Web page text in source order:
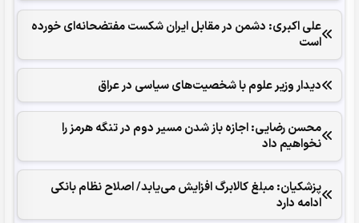
علی اکبری: دشمن در مقابل ایران شکست مفتضحانه‌ای خورده
است
دیدار وزیر علوم با شخصیت‌های سیاسی در عراق
محسن رضایی: اجازه باز شدن مسیر دوم در تنگه هرمز را
نخواهیم داد
پزشکیان: مبلغ کالابرگ افزایش می‌یابد/ اصلاح نظام بانکی
ادامه دارد